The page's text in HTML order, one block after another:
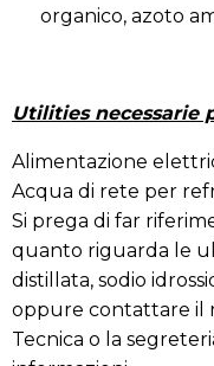
organico, azoto
Utilities necessarie
Alimentazione
Acqua di rete per
Si prega di far
quanto riguarda le
distillata, sodio
oppure contattare il
Tecnica o la